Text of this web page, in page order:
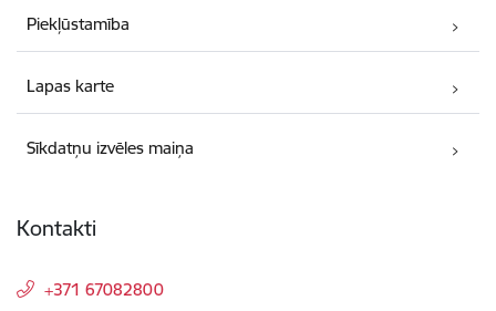
Piekļūstamība
Lapas karte
Sīkdatņu izvēles maiņa
Kontakti
+371 67082800